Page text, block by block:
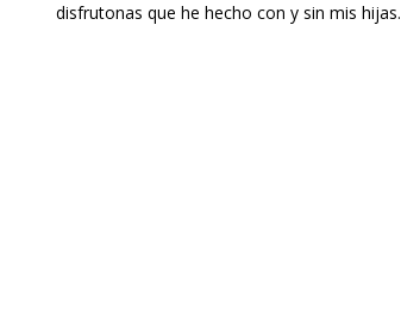
disfrutonas que he hecho con y sin mis hijas.